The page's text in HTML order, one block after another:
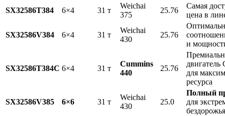
SX32586T384 6×4 31 т
Weichai
375
25.76
Самая
цена в
SX32586V384 6×4 31 т
Weichai
430
25.76
и
SX32586T384С 6×4 31 т
Cummins
440
25.76
двигатель
для
ресурса
SX32586V385 6×6 31 т
Weichai
430
25.0
Полный
для
бездорожья